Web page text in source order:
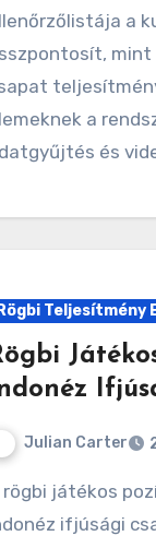
a
a
és
Rögbi Teljesítmény
Julian Carter
ifjúsági